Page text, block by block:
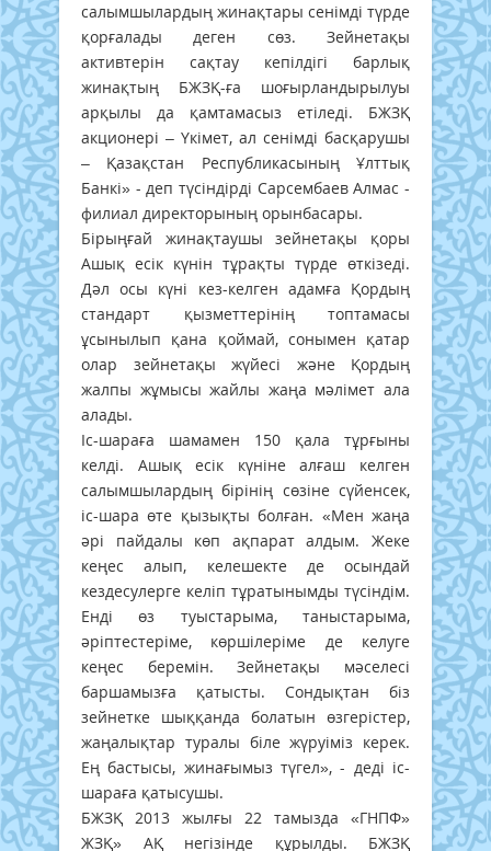
салымшылардың жинақтары сенімді түрде
қорғалады деген сөз. Зейнетақы
активтерін сақтау кепілдігі барлық
жинақтың БЖЗҚ-ға шоғырландырылуы
арқылы да қамтамасыз етіледі. БЖЗҚ
акционері – Үкімет, ал сенімді басқарушы
– Қазақстан Республикасының Ұлттық
Банкі» - деп түсіндірді Сарсембаев Алмас -
филиал директорының орынбасары.
Бірыңғай жинақтаушы зейнетақы қоры
Ашық есік күнін тұрақты түрде өткізеді.
Дәл осы күні кез-келген адамға Қордың
стандарт қызметтерінің топтамасы
ұсынылып қана қоймай, сонымен қатар
олар зейнетақы жүйесі және Қордың
жалпы жұмысы жайлы жаңа мәлімет ала
алады.
Iс-шараға шамамен 150 қала тұрғыны
келді. Ашық есік күніне алғаш келген
салымшылардың бірінің сөзіне сүйенсек,
іс-шара өте қызықты болған. «Мен жаңа
әрі пайдалы көп ақпарат алдым. Жеке
кеңес алып, келешекте де осындай
кездесулерге келіп тұратынымды түсіндім.
Енді өз туыстарыма, таныстарыма,
әріптестеріме, көршілеріме де келуге
кеңес беремін. Зейнетақы мәселесі
баршамызға қатысты. Сондықтан біз
зейнетке шыққанда болатын өзгерістер,
жаңалықтар туралы біле жүруіміз керек.
Ең бастысы, жинағымыз түгел», - деді іс-
шараға қатысушы.
БЖЗҚ 2013 жылғы 22 тамызда «ГНПФ»
ЖЗҚ» АҚ негізінде құрылды. БЖЗҚ